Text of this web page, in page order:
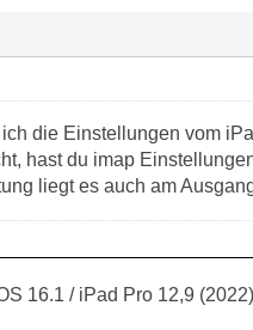
die Einstellungen vom
hast du imap
liegt es auch am
16.1 / iPad Pro 12,9